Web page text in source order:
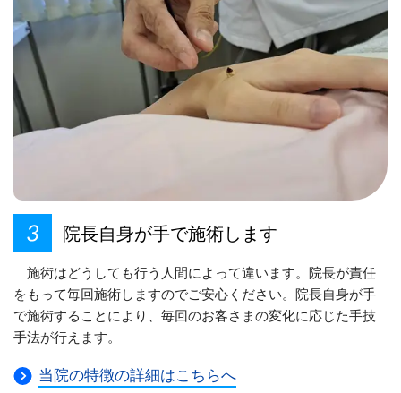
院長自身が手で施術します
施術はどうしても行う人間によって違います。院長が責任
をもって毎回施術しますのでご安心ください。院長自身が手
で施術することにより、毎回のお客さまの変化に応じた手技
手法が行えます。
当院の特徴の詳細はこちらへ